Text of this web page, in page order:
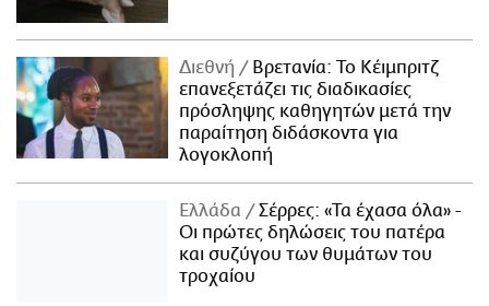
Διεθνή
Βρετανία: Το Κέιμπριτζ
επανεξετάζει τις διαδικασίες
πρόσληψης καθηγητών μετά την
παραίτηση διδάσκοντα για
λογοκλοπή
Ελλάδα
Σέρρες: «Τα έχασα όλα» -
Οι πρώτες δηλώσεις του πατέρα
και συζύγου των θυμάτων του
τροχαίου